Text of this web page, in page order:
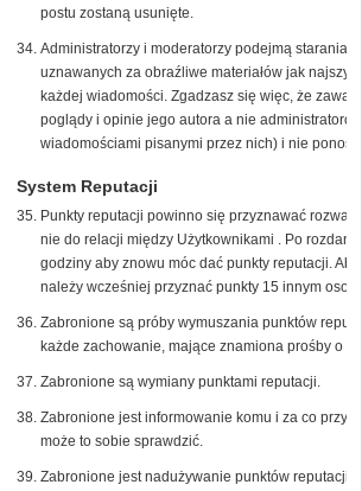
postu zostaną usunięte.
Administratorzy i moderatorzy podejmą starania
uznawanych za obraźliwe materiałów jak
każdej wiadomości. Zgadzasz się więc, że
poglądy i opinie jego autora a nie
wiadomościami pisanymi przez nich) i nie
System Reputacji
Punkty reputacji powinno się przyznawać
nie do relacji między Użytkownikami . Po
godziny aby znowu móc dać punkty reputacji.
należy wcześniej przyznać punkty 15 innym
Zabronione są próby wymuszania punktów
każde zachowanie, mające znamiona prośby o
Zabronione są wymiany punktami reputacji.
Zabronione jest informowanie komu i za co
może to sobie sprawdzić.
Zabronione jest nadużywanie punktów reputacji,